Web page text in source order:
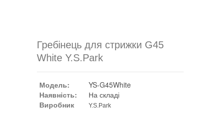
Гребінець для стрижки G45
White Y.S.Park
Модель:
YS-G45White
Наявність:
На складі
Виробник
Y.S.Park